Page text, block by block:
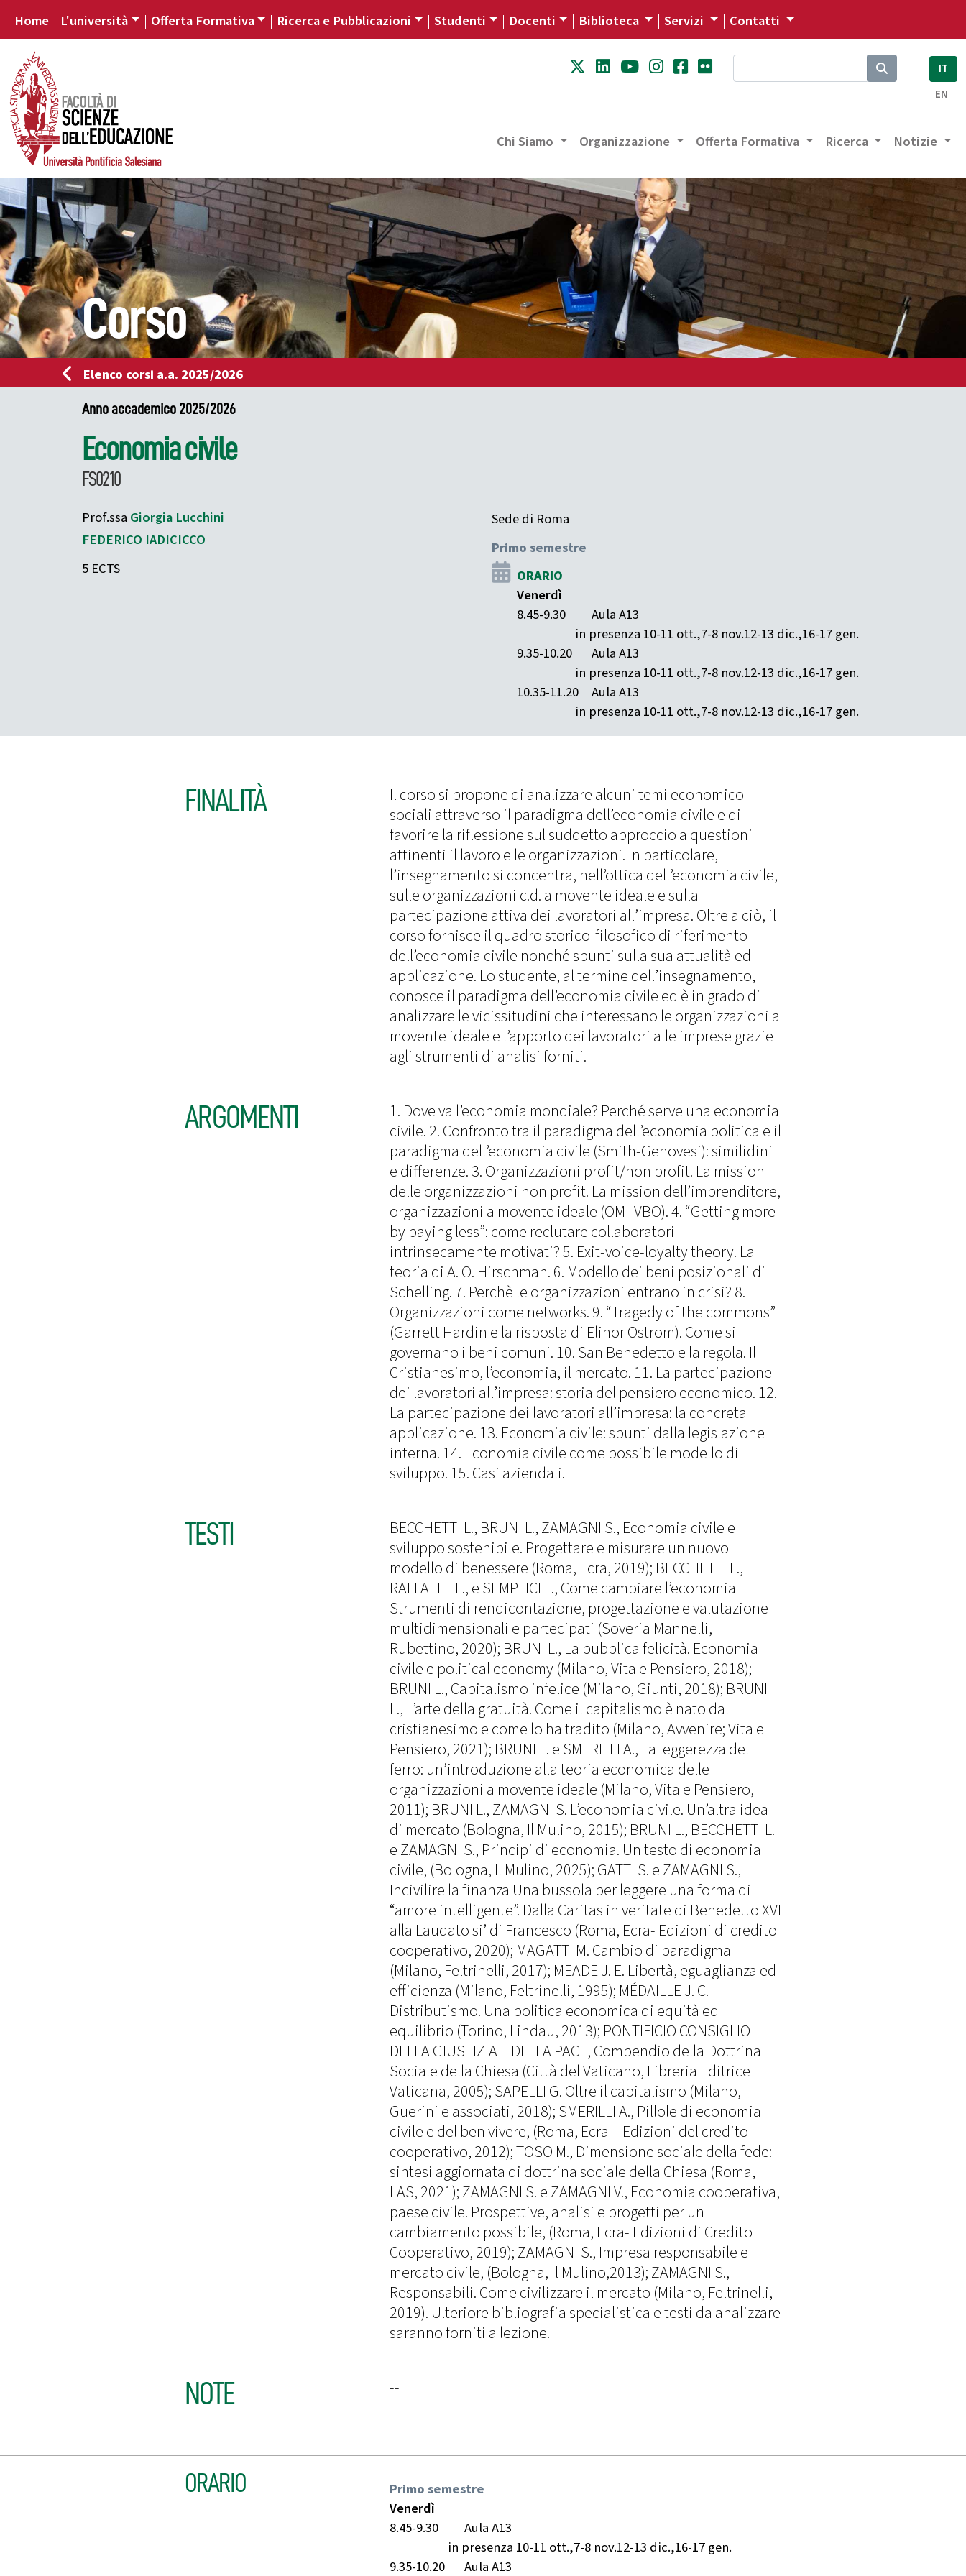
Home L'università Offerta Formativa Ricerca e Pubblicazioni Studenti Docenti Biblioteca Servizi Contatti
IT
EN
Chi Siamo Organizzazione Offerta Formativa Ricerca Notizie
Corso
Elenco corsi a.a. 2025/2026
Anno accademico 2025/2026
Economia civile
FS0210
Prof.ssa Giorgia Lucchini
FEDERICO IADICICCO
5 ECTS
Sede di Roma
Primo semestre
ORARIO
Venerdì
8.45-9.30
Aula A13
in presenza 10-11 ott.,7-8 nov.12-13 dic.,16-17 gen.
9.35-10.20
Aula A13
in presenza 10-11 ott.,7-8 nov.12-13 dic.,16-17 gen.
10.35-11.20
Aula A13
in presenza 10-11 ott.,7-8 nov.12-13 dic.,16-17 gen.
FINALITÀ
Il corso si propone di analizzare alcuni temi economico-
sociali attraverso il paradigma dell’economia civile e di
favorire la riflessione sul suddetto approccio a questioni
attinenti il lavoro e le organizzazioni. In particolare,
l’insegnamento si concentra, nell’ottica dell’economia civile,
sulle organizzazioni c.d. a movente ideale e sulla
partecipazione attiva dei lavoratori all’impresa. Oltre a ciò, il
corso fornisce il quadro storico-filosofico di riferimento
dell’economia civile nonché spunti sulla sua attualità ed
applicazione. Lo studente, al termine dell’insegnamento,
conosce il paradigma dell’economia civile ed è in grado di
analizzare le vicissitudini che interessano le organizzazioni a
movente ideale e l’apporto dei lavoratori alle imprese grazie
agli strumenti di analisi forniti.
ARGOMENTI
1. Dove va l’economia mondiale? Perché serve una economia
civile. 2. Confronto tra il paradigma dell’economia politica e il
paradigma dell’economia civile (Smith-Genovesi): similidini
e differenze. 3. Organizzazioni profit/non profit. La mission
delle organizzazioni non profit. La mission dell’imprenditore,
organizzazioni a movente ideale (OMI-VBO). 4. “Getting more
by paying less”: come reclutare collaboratori
intrinsecamente motivati? 5. Exit-voice-loyalty theory. La
teoria di A. O. Hirschman. 6. Modello dei beni posizionali di
Schelling. 7. Perchè le organizzazioni entrano in crisi? 8.
Organizzazioni come networks. 9. “Tragedy of the commons”
(Garrett Hardin e la risposta di Elinor Ostrom). Come si
governano i beni comuni. 10. San Benedetto e la regola. Il
Cristianesimo, l’economia, il mercato. 11. La partecipazione
dei lavoratori all’impresa: storia del pensiero economico. 12.
La partecipazione dei lavoratori all’impresa: la concreta
applicazione. 13. Economia civile: spunti dalla legislazione
interna. 14. Economia civile come possibile modello di
sviluppo. 15. Casi aziendali.
TESTI
BECCHETTI L., BRUNI L., ZAMAGNI S., Economia civile e
sviluppo sostenibile. Progettare e misurare un nuovo
modello di benessere (Roma, Ecra, 2019); BECCHETTI L.,
RAFFAELE L., e SEMPLICI L., Come cambiare l’economia
Strumenti di rendicontazione, progettazione e valutazione
multidimensionali e partecipati (Soveria Mannelli,
Rubettino, 2020); BRUNI L., La pubblica felicità. Economia
civile e political economy (Milano, Vita e Pensiero, 2018);
BRUNI L., Capitalismo infelice (Milano, Giunti, 2018); BRUNI
L., L’arte della gratuità. Come il capitalismo è nato dal
cristianesimo e come lo ha tradito (Milano, Avvenire; Vita e
Pensiero, 2021); BRUNI L. e SMERILLI A., La leggerezza del
ferro: un’introduzione alla teoria economica delle
organizzazioni a movente ideale (Milano, Vita e Pensiero,
2011); BRUNI L., ZAMAGNI S. L’economia civile. Un’altra idea
di mercato (Bologna, Il Mulino, 2015); BRUNI L., BECCHETTI L.
e ZAMAGNI S., Principi di economia. Un testo di economia
civile, (Bologna, Il Mulino, 2025); GATTI S. e ZAMAGNI S.,
Incivilire la finanza Una bussola per leggere una forma di
“amore intelligente”. Dalla Caritas in veritate di Benedetto XVI
alla Laudato si’ di Francesco (Roma, Ecra- Edizioni di credito
cooperativo, 2020); MAGATTI M. Cambio di paradigma
(Milano, Feltrinelli, 2017); MEADE J. E. Libertà, eguaglianza ed
efficienza (Milano, Feltrinelli, 1995); MÉDAILLE J. C.
Distributismo. Una politica economica di equità ed
equilibrio (Torino, Lindau, 2013); PONTIFICIO CONSIGLIO
DELLA GIUSTIZIA E DELLA PACE, Compendio della Dottrina
Sociale della Chiesa (Città del Vaticano, Libreria Editrice
Vaticana, 2005); SAPELLI G. Oltre il capitalismo (Milano,
Guerini e associati, 2018); SMERILLI A., Pillole di economia
civile e del ben vivere, (Roma, Ecra – Edizioni del credito
cooperativo, 2012); TOSO M., Dimensione sociale della fede:
sintesi aggiornata di dottrina sociale della Chiesa (Roma,
LAS, 2021); ZAMAGNI S. e ZAMAGNI V., Economia cooperativa,
paese civile. Prospettive, analisi e progetti per un
cambiamento possibile, (Roma, Ecra- Edizioni di Credito
Cooperativo, 2019); ZAMAGNI S., Impresa responsabile e
mercato civile, (Bologna, Il Mulino,2013); ZAMAGNI S.,
Responsabili. Come civilizzare il mercato (Milano, Feltrinelli,
2019). Ulteriore bibliografia specialistica e testi da analizzare
saranno forniti a lezione.
NOTE --
ORARIO
Primo semestre
Venerdì
8.45-9.30
Aula A13
in presenza 10-11 ott.,7-8 nov.12-13 dic.,16-17 gen.
9.35-10.20
Aula A13